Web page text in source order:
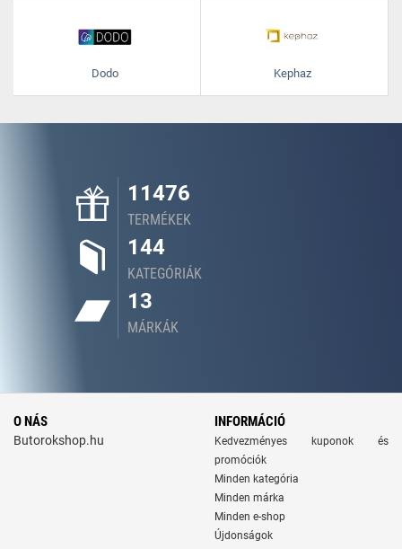
Dodo Kephaz
11476
TERMÉKEK
144
KATEGÓRIÁK
13
MÁRKÁK
O NÁS
Butorokshop.hu
INFORMÁCIÓ
Kedvezményes kuponok és
promóciók
Minden kategória
Minden márka
Minden e-shop
Újdonságok